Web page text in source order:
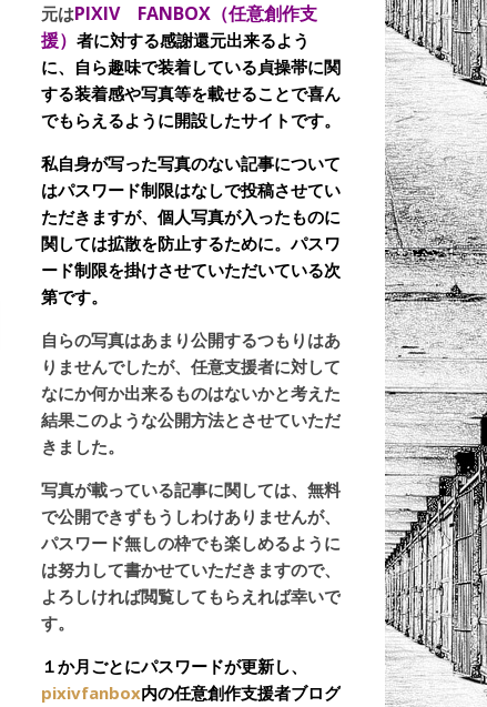
元はPIXIV FANBOX（任意創作支
援） 者に対する感謝還元出来るよう
に、自ら趣味で装着している貞操帯に関
する装着感や写真等を載せることで喜ん
でもらえるように開設したサイトです。
私自身が写った写真のない記事について
はパスワード制限はなしで投稿させてい
ただきますが、個人写真が入ったものに
関しては拡散を防止するために。パスワ
ード制限を掛けさせていただいている次
第です。
自らの写真はあまり公開するつもりはあ
りませんでしたが、任意支援者に対して
なにか何か出来るものはないかと考えた
結果このような公開方法とさせていただ
きました。
写真が載っている記事に関しては、無料
で公開できずもうしわけありませんが、
パスワード無しの枠でも楽しめるように
は努力して書かせていただきますので、
よろしければ閲覧してもらえれば幸いで
す。
１か月ごとにパスワードが更新し、
pixivfanbox内の任意創作支援者ブログ